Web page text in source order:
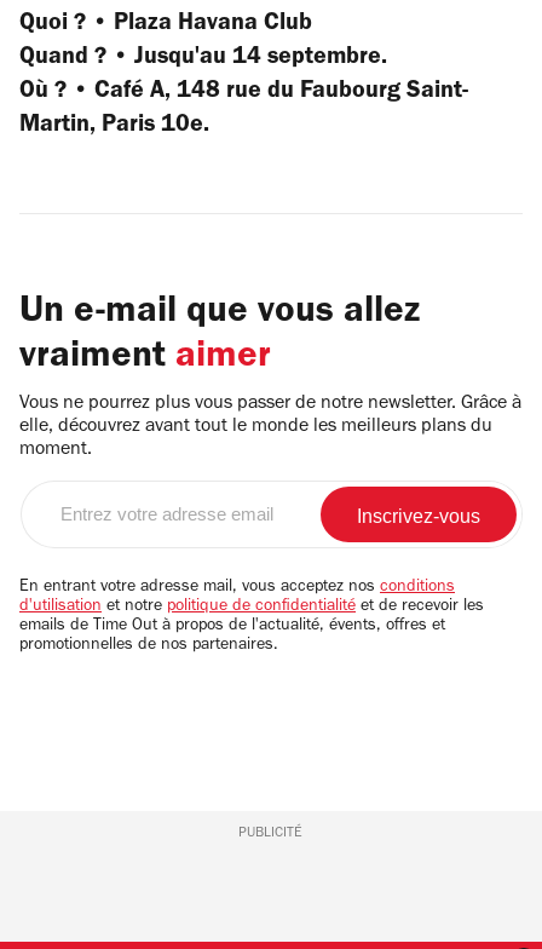
Quoi ? • Plaza Havana Club
Quand ? • Jusqu'au 14 septembre.
Où ? • Café A, 148 rue du Faubourg Saint-
Martin, Paris 10e.
Un e-mail que vous allez
vraiment aimer
Vous ne pourrez plus vous passer de notre newsletter. Grâce à
elle, découvrez avant tout le monde les meilleurs plans du
moment.
email
En entrant votre adresse mail, vous acceptez nos conditions
d'utilisation et notre politique de confidentialité et de recevoir les
emails de Time Out à propos de l'actualité, évents, offres et
promotionnelles de nos partenaires.
PUBLICITÉ